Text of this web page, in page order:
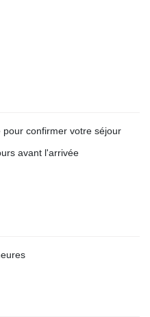
pour confirmer votre séjour
avant l'arrivée